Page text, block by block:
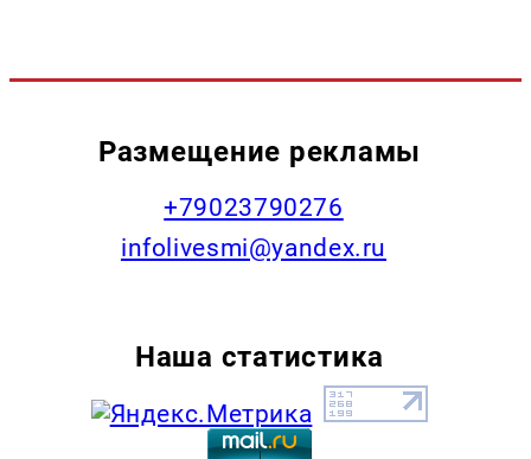
Размещение рекламы
+79023790276
infolivesmi@yandex.ru
Наша статистика